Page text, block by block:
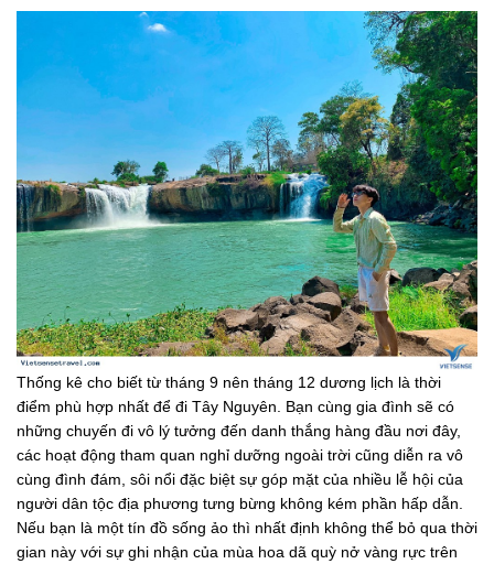
Thống kê cho biết từ tháng 9 nên tháng 12 dương lịch là thời
điểm phù hợp nhất để đi Tây Nguyên. Bạn cùng gia đình sẽ có
những chuyến đi vô lý tưởng đến danh thắng hàng đầu nơi đây,
các hoạt động tham quan nghỉ dưỡng ngoài trời cũng diễn ra vô
cùng đình đám, sôi nổi đặc biệt sự góp mặt của nhiều lễ hội của
người dân tộc địa phương tưng bừng không kém phần hấp dẫn.
Nếu bạn là một tín đồ sống ảo thì nhất định không thể bỏ qua thời
gian này với sự ghi nhận của mùa hoa dã quỳ nở vàng rực trên